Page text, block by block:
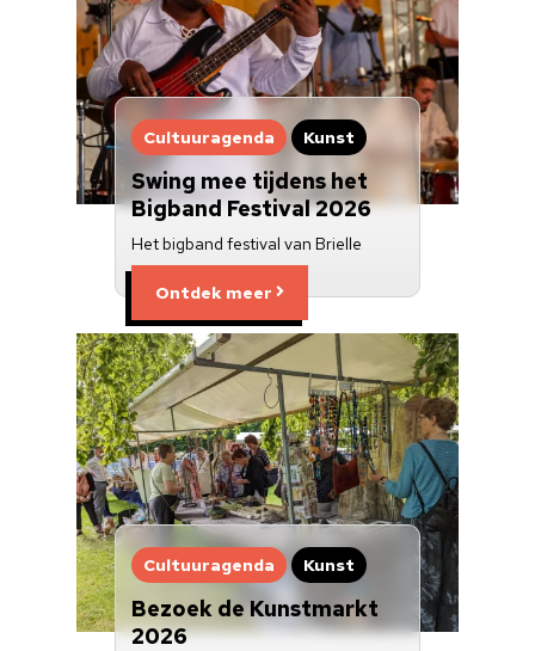
Cultuuragenda Kunst
Swing mee tijdens het
Bigband Festival 2026
Het bigband festival van Brielle
Ontdek meer
Cultuuragenda Kunst
Bezoek de Kunstmarkt
2026